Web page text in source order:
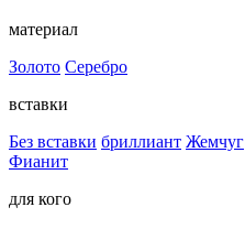
материал
Золото Серебро
вставки
Без вставки бриллиант Жемчуг
Фианит
для кого